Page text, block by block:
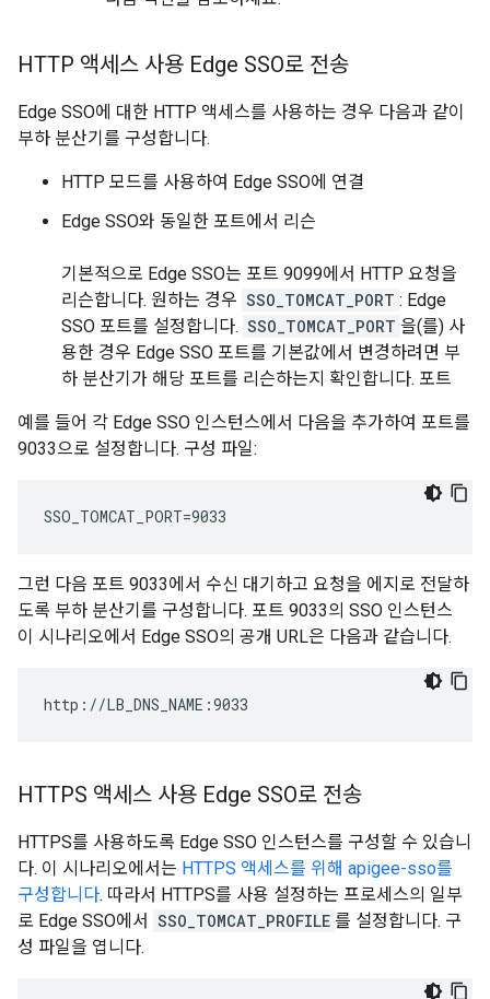
HTTP 액세스 사용 Edge SSO로 전송
Edge SSO에 대한 HTTP 액세스를 사용하는 경우 다음과 같이
부하 분산기를 구성합니다.
HTTP 모드를 사용하여 Edge SSO에 연결
Edge SSO와 동일한 포트에서 리슨
기본적으로 Edge SSO는 포트 9099에서 HTTP 요청을
리슨합니다. 원하는 경우 SSO_TOMCAT_PORT : Edge
SSO 포트를 설정합니다. SSO_TOMCAT_PORT 을(를) 사
용한 경우 Edge SSO 포트를 기본값에서 변경하려면 부
하 분산기가 해당 포트를 리슨하는지 확인합니다. 포트
예를 들어 각 Edge SSO 인스턴스에서 다음을 추가하여 포트를
9033으로 설정합니다. 구성 파일:
SSO_TOMCAT_PORT=9033
그런 다음 포트 9033에서 수신 대기하고 요청을 에지로 전달하
도록 부하 분산기를 구성합니다. 포트 9033의 SSO 인스턴스
이 시나리오에서 Edge SSO의 공개 URL은 다음과 같습니다.
http://LB_DNS_NAME:9033
HTTPS 액세스 사용 Edge SSO로 전송
HTTPS를 사용하도록 Edge SSO 인스턴스를 구성할 수 있습니
다. 이 시나리오에서는 HTTPS 액세스를 위해 apigee-sso를
구성합니다. 따라서 HTTPS를 사용 설정하는 프로세스의 일부
로 Edge SSO에서 SSO_TOMCAT_PROFILE 를 설정합니다. 구
성 파일을 엽니다.